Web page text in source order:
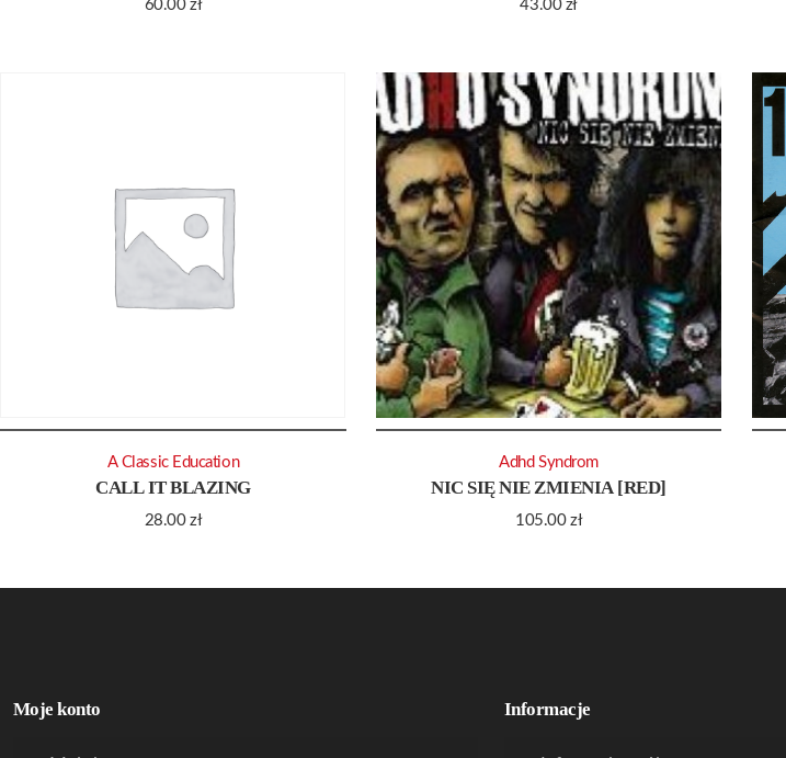
60.00zł 43.00 zł
CALL IT BLAZING
28.00zł
A Classic Education
NIC SIĘ NIE ZMIENIA [RED]
105.00 zł
Adhd Syndrom
Moje konto Informacje